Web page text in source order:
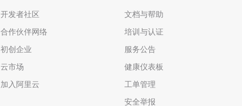
开发者社区
合作伙伴网络
初创企业
云市场
加入阿里云
文档与帮助
培训与认证
服务公告
健康仪表板
工单管理
安全举报